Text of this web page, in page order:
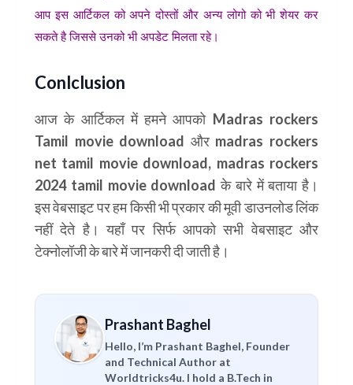
आप इस आर्टिकल को अपने दोस्तों और अन्य लोगो को भी शेयर कर
सकते है जिससे उनको भी अपडेट मिलता रहे।
Conlclusion
आज के आर्टिकल में हमने आपको Madras rockers
Tamil movie download और madras rockers
net tamil movie download, madras rockers
2024 tamil movie download के बारे में बताया है।
इस वेबसाइट पर हम किसी भी प्रकार की मूवी डाउनलोड लिंक
नहीं देते है। यहाँ पर सिर्फ आपको सभी वेबसाइट और
टेक्नोलॉजी के बारे में जानकरी दी जाती है।
Prashant Baghel
Hello, I’m Prashant Baghel, Founder
and Technical Author at
Worldtricks4u. I hold a B.Tech in